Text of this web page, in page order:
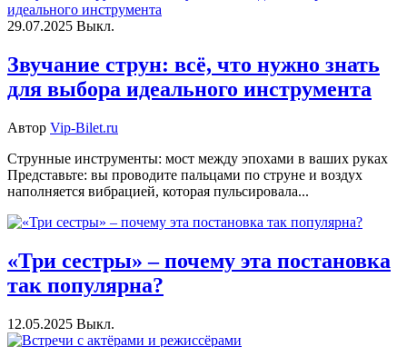
29.07.2025 Выкл.
Звучание струн: всё, что нужно знать
для выбора идеального инструмента
Автор Vip-Bilet.ru
Струнные инструменты: мост между эпохами в ваших руках
Представьте: вы проводите пальцами по струне и воздух
наполняется вибрацией, которая пульсировала...
«Три сестры» – почему эта постановка
так популярна?
12.05.2025 Выкл.